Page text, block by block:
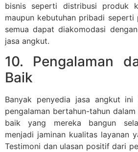
bisnis seperti distribusi produk
maupun kebutuhan pribadi seperti
semua dapat diakomodasi
jasa angkut.
10. Pengalaman
Baik
Banyak penyedia jasa angkut
pengalaman bertahun-tahun
baik yang mereka bangun
menjadi jaminan kualitas layanan
Testimoni dan ulasan positif dari